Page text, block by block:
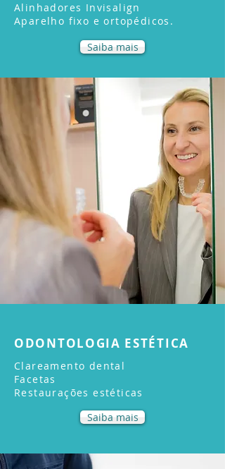
Alinhadores Invisalign
Aparelho fixo e ortopédicos.
Saiba mais
ODONTOLOGIA ESTÉTICA
Clareamento dental
Facetas
Restaurações estéticas
Saiba mais